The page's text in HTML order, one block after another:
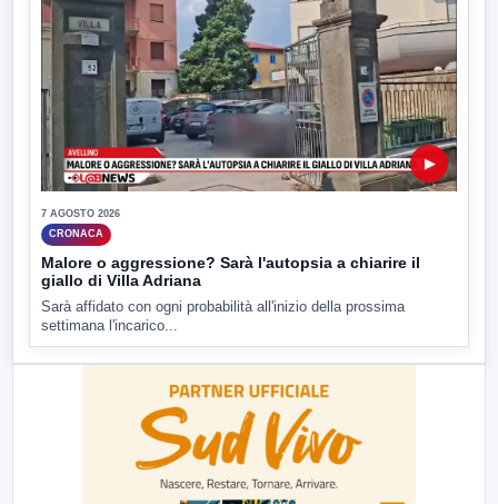
▶
7 AGOSTO 2026
CRONACA
Malore o aggressione? Sarà l'autopsia a chiarire il
giallo di Villa Adriana
Sarà affidato con ogni probabilità all'inizio della prossima
settimana l'incarico...